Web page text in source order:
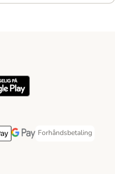
Method
Pay Payment Method
Google Pay Payment Method
Forhåndsbetaling
Forhåndsbetaling